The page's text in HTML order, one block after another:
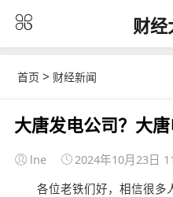
财
首页 > 财经新闻
大唐发电公司？大
lne 2024年10月23日
各位老铁们好，相信很多